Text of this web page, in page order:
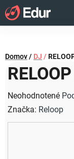
Prejsť
na
obsah
Domov/ DJ /
Priemerné
hodnotenie
produktu
Neohodnotené
Značka: Reloop